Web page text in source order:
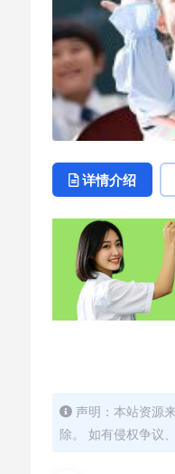
详情介绍
声明：本站资源
除。 如有侵权争议